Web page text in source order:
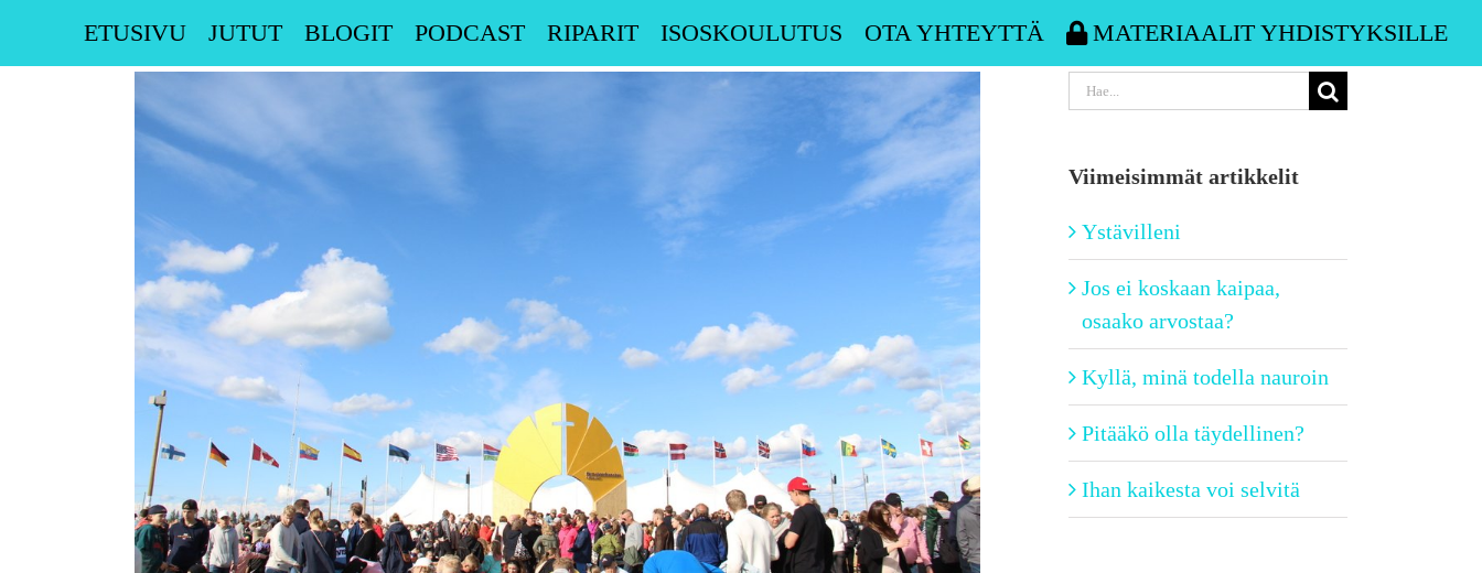
ETUSIVU JUTUT BLOGIT PODCAST RIPARIT ISOSKOULUTUS OTA YHTEYTTÄ MATERIAALIT YHDISTYKSILLE
kuvaa
isompana
Etsi
Viimeisimmät artikkelit
Ystävilleni
Jos ei koskaan kaipaa,
osaako arvostaa?
Kyllä, minä todella nauroin
Pitääkö olla täydellinen?
Ihan kaikesta voi selvitä